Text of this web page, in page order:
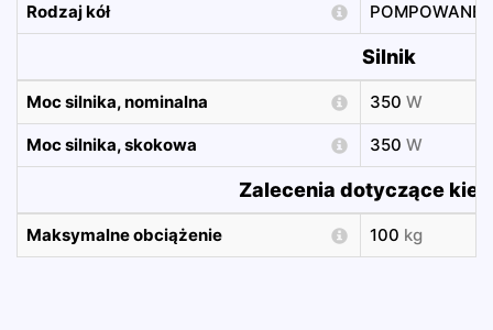
Rodzaj kół POMPOWANE
Silnik
Moc silnika, nominalna 350 W
Moc silnika, skokowa 350 W
Zalecenia dotyczące
Maksymalne obciążenie 100 kg